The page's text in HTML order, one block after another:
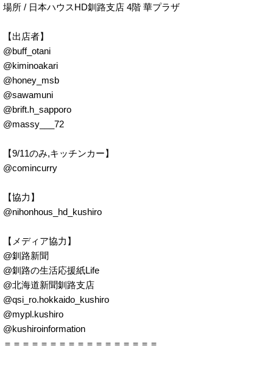
場所 / 日本ハウスHD釧路支店 4階 華プラザ
【出店者】
@buff_otani
@kiminoakari
@honey_msb
@sawamuni
@brift.h_sapporo
@massy___72
【9/11のみ,キッチンカー】
@comincurry
【協力】
@nihonhous_hd_kushiro
【メディア協力】
@釧路新聞
@釧路の生活応援紙Life
@北海道新聞釧路支店
@qsi_ro.hokkaido_kushiro
@mypl.kushiro
@kushiroinformation
＝＝＝＝＝＝＝＝＝＝＝＝＝＝＝＝＝